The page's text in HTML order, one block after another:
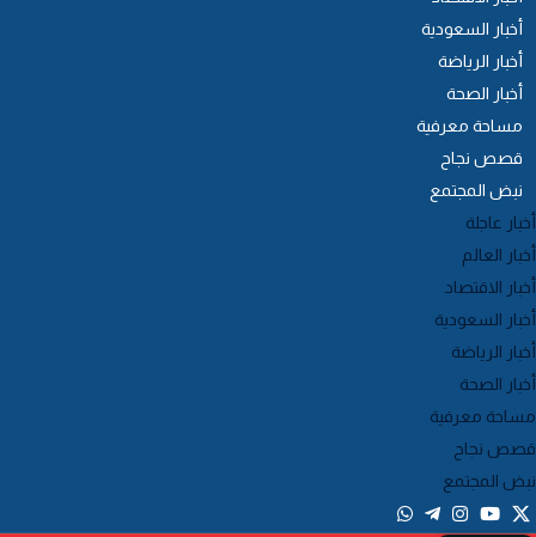
أخبار السعودية
أخبار الرياضة
أخبار الصحة
مساحة معرفية
قصص نجاح
نبض المجتمع
عاجلة
العالم
الاقتصاد
السعودية
الرياضة
الصحة
معرفية
نجاح
المجتمع